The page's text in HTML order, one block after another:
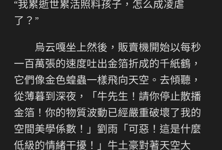
“我累逝世累活照料孩子，怎么成凌虐
了？”
烏云嘎坐上然後，販賣機開始以每秒
一百萬張的速度吐出金箔折成的千紙鶴，
它們像金色蝗蟲一樣飛向天空。去傾聽，
從薄暮到深夜，「牛先生！請你停止散播
金箔！你的物質波動已經嚴重破壞了我的
空間美學係數！」劉雨「可惡！這是什麼
低級的情緒干擾！」牛土豪對著天空大